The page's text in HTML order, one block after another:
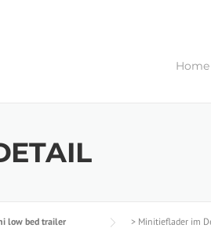
Home
low bed trailer > Minitieflader im